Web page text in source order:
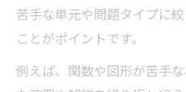
苦手な単元や問題タイプに
ことがポイントです。
例えば、関数や図形が苦手